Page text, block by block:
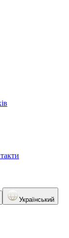
Український